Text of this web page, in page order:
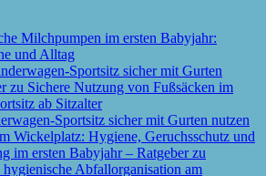
Milchpumpen im ersten Babyjahr:
und Alltag
Sportsitz sicher mit Gurten nutzen